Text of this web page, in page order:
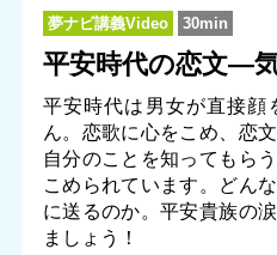
夢ナビ講義Video 30min
平安時代の恋文―
平安時代は男女が直接顔
ん。恋歌に心をこめ、恋
自分のことを知ってもら
こめられています。どん
に送るのか。平安貴族の
ましょう！